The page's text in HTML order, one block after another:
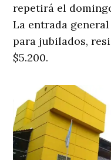
repetirá el
La entrada
para jubilados,
$5.200.